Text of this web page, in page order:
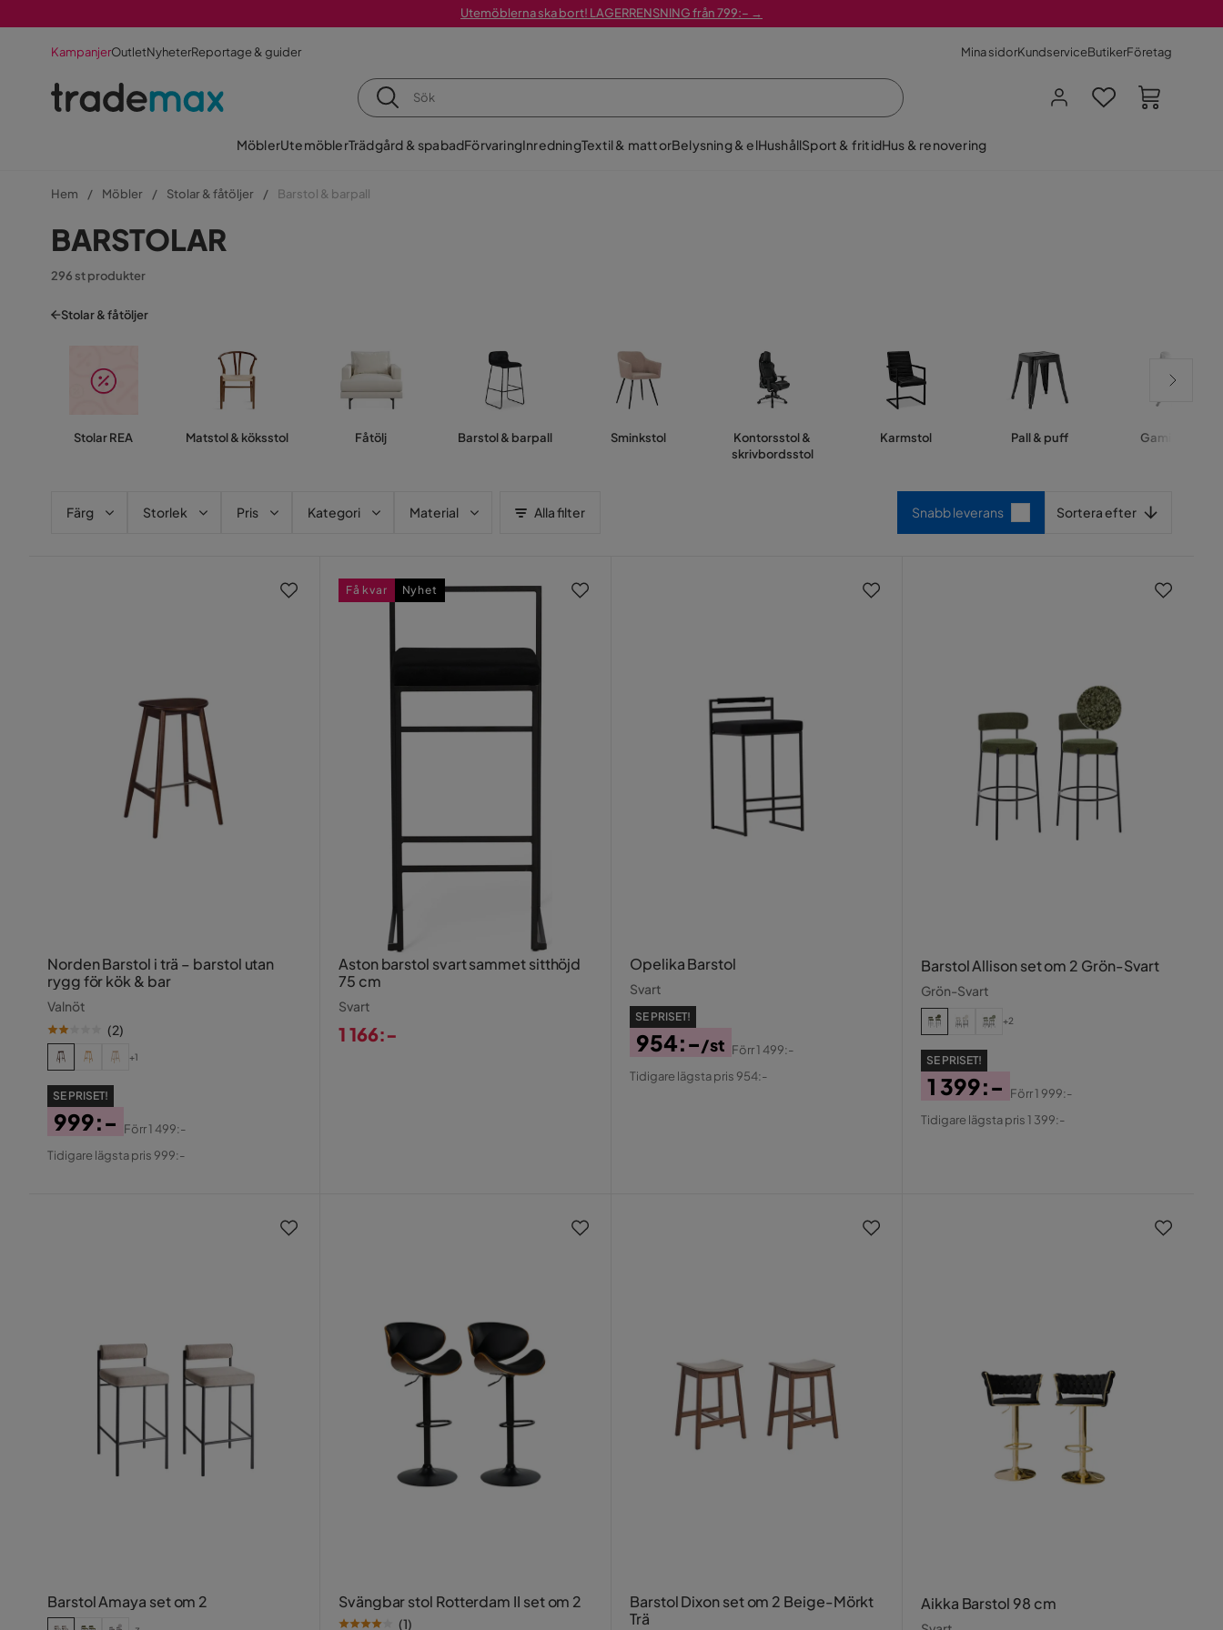
Utemöblerna ska bort! LAGERRENSNING från 799:– →
KampanjerOutletNyheterReportage & guider Mina sidorKundserviceButikerFöretag
MöblerUtemöblerTrädgård & spabadFörvaringInredningTextil & mattorBelysning & elHushållSport & fritidHus & renovering
Hem Möbler Stolar & fåtöljer Barstol & barpall
BARSTOLAR
296 st produkter
Stolar & fåtöljer
Stolar REA Matstol & köksstol Fåtölj Barstol & barpall Sminkstol
Kontorsstol &
skrivbordsstol
Karmstol Pall & puff Gamingstol
Färg Storlek Pris Kategori Material Alla filter Snabb leverans Sortera efter
Norden Barstol i trä – barstol utan
rygg för kök & bar
Valnöt
(2)
+1
SE PRISET!
Pris
999:-
Original
Förr1 499:-
Tidigare lägsta pris 999:-
Aston barstol svart sammet sitthöjd
75 cm
Svart
1 166:-
Få kvar Nyhet
Opelika Barstol
Svart
SE PRISET!
Pris
954:-/st
Original
Förr1 499:-
Tidigare lägsta pris 954:-
Barstol Allison set om 2 Grön-Svart
Grön-Svart
+2
SE PRISET!
Pris
1 399:-
Original
Förr1 999:-
Tidigare lägsta pris 1 399:-
Barstol Amaya set om 2 Svängbar stol Rotterdam II set om 2
(1)
Barstol Dixon set om 2 Beige-Mörkt
Trä
Aikka Barstol 98 cm